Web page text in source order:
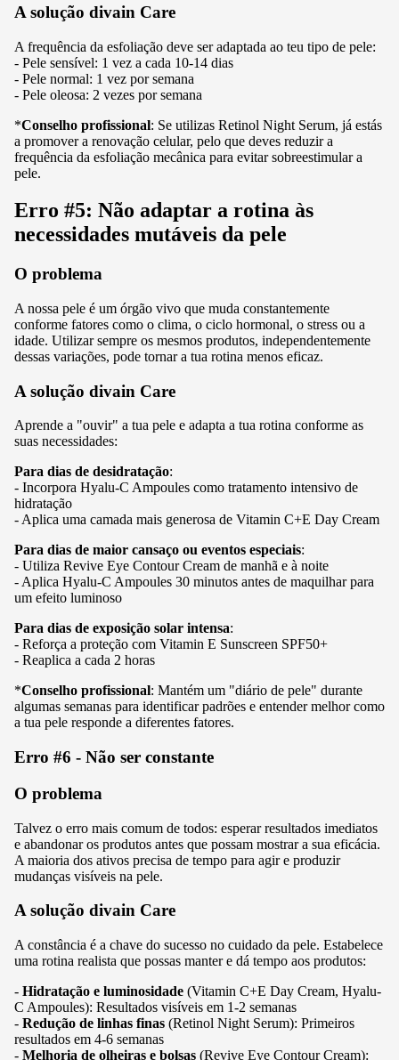
A solução divain Care
A frequência da esfoliação deve ser adaptada ao teu tipo de pele:
- Pele sensível: 1 vez a cada 10-14 dias
- Pele normal: 1 vez por semana
- Pele oleosa: 2 vezes por semana
*Conselho profissional: Se utilizas Retinol Night Serum, já estás
a promover a renovação celular, pelo que deves reduzir a
frequência da esfoliação mecânica para evitar sobreestimular a
pele.
Erro #5: Não adaptar a rotina às
necessidades mutáveis da pele
O problema
A nossa pele é um órgão vivo que muda constantemente
conforme fatores como o clima, o ciclo hormonal, o stress ou a
idade. Utilizar sempre os mesmos produtos, independentemente
dessas variações, pode tornar a tua rotina menos eficaz.
A solução divain Care
Aprende a "ouvir" a tua pele e adapta a tua rotina conforme as
suas necessidades:
Para dias de desidratação:
- Incorpora Hyalu-C Ampoules como tratamento intensivo de
hidratação
- Aplica uma camada mais generosa de Vitamin C+E Day Cream
Para dias de maior cansaço ou eventos especiais:
- Utiliza Revive Eye Contour Cream de manhã e à noite
- Aplica Hyalu-C Ampoules 30 minutos antes de maquilhar para
um efeito luminoso
Para dias de exposição solar intensa:
- Reforça a proteção com Vitamin E Sunscreen SPF50+
- Reaplica a cada 2 horas
*Conselho profissional: Mantém um "diário de pele" durante
algumas semanas para identificar padrões e entender melhor como
a tua pele responde a diferentes fatores.
Erro #6 - Não ser constante
O problema
Talvez o erro mais comum de todos: esperar resultados imediatos
e abandonar os produtos antes que possam mostrar a sua eficácia.
A maioria dos ativos precisa de tempo para agir e produzir
mudanças visíveis na pele.
A solução divain Care
A constância é a chave do sucesso no cuidado da pele. Estabelece
uma rotina realista que possas manter e dá tempo aos produtos:
- Hidratação e luminosidade (Vitamin C+E Day Cream, Hyalu-
C Ampoules): Resultados visíveis em 1-2 semanas
- Redução de linhas finas (Retinol Night Serum): Primeiros
resultados em 4-6 semanas
- Melhoria de olheiras e bolsas (Revive Eye Contour Cream):